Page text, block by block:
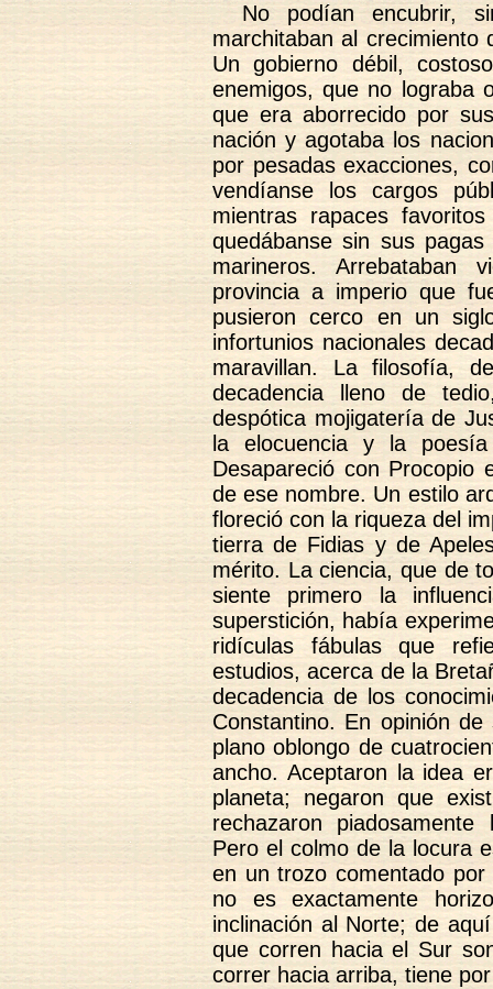
No podían encubrir,
marchitaban al crecimiento
Un gobierno débil,
enemigos, que no lograba
que era aborrecido por
nación y agotaba los
por pesadas exacciones,
vendíanse los cargos
mientras rapaces
quedábanse sin sus
marineros. Arrebataban
provincia a imperio que
pusieron cerco en un
infortunios nacionales
maravillan. La filosofía,
decadencia lleno de
despótica mojigatería de
la elocuencia y la
Desapareció con Procopio
de ese nombre. Un estilo
floreció con la riqueza del
tierra de Fidias y de
mérito. La ciencia, que de
siente primero la
superstición, había
ridículas fábulas que
estudios, acerca de la
decadencia de los
Constantino. En opinión
plano oblongo de
ancho. Aceptaron la idea
planeta; negaron que
rechazaron
Pero el colmo de la locura
en un trozo comentado
no es exactamente
inclinación al Norte; de
que corren hacia el Sur
correr hacia arriba, tiene